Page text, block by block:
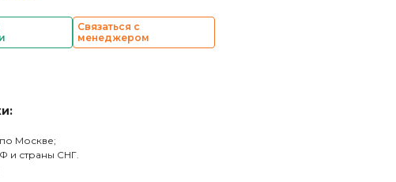
Связаться с
менеджером
Москве;
и страны СНГ.